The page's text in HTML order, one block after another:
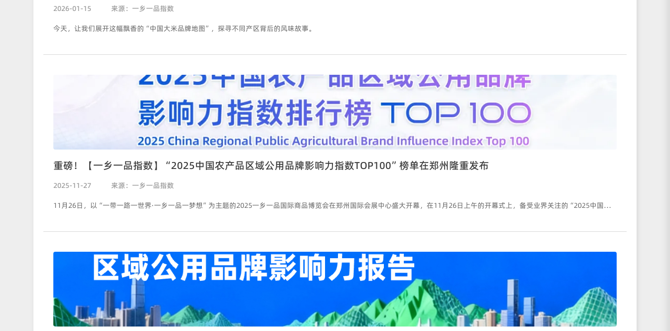
2026-01-15
来源：一乡一品指数
今天，让我们展开这幅飘香的“中国大米品牌地图”，探寻不同产区背后的风味故事。
重磅！【一乡一品指数】“2025中国农产品区域公用品牌影响力指数TOP100”榜单在郑州隆重发布
2025-11-27
来源：一乡一品指数
11月26日，以“一带一路一世界·一乡一品一梦想”为主题的2025一乡一品国际商品博览会在郑州国际会展中心盛大开幕，在11月26日上午的开幕式上，备受业界关注的“2025中国农产品区域公用品牌影响力指数TOP100”正式发布。该指数由“一乡一品指数”归属单位湖南一乡一品数智科技有限公司与西南政法大学商学院联合编制和发布。